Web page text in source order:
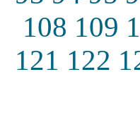
108 109
121 122